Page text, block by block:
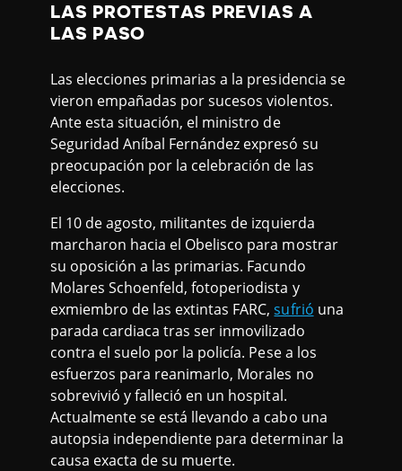
LAS PROTESTAS PREVIAS A
LAS PASO
Las elecciones primarias a la presidencia se
vieron empañadas por sucesos violentos.
Ante esta situación, el ministro de
Seguridad Aníbal Fernández expresó su
preocupación por la celebración de las
elecciones.
El 10 de agosto, militantes de izquierda
marcharon hacia el Obelisco para mostrar
su oposición a las primarias. Facundo
Molares Schoenfeld, fotoperiodista y
exmiembro de las extintas FARC,sufrió una
parada cardiaca tras ser inmovilizado
contra el suelo por la policía. Pese a los
esfuerzos para reanimarlo, Morales no
sobrevivió y falleció en un hospital.
Actualmente se está llevando a cabo una
autopsia independiente para determinar la
causa exacta de su muerte.